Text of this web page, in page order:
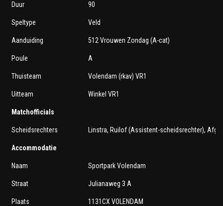
Duur 90
Speltype Veld
Aanduiding 512 Vrouwen Zondag (A-cat)
Poule A
Thuisteam Volendam (rkav) VR1
Uitteam Winkel VR1
Matchofficials
Scheidsrechters Linstra, Ruilof (Assistent-scheidsrechter),
Accommodatie
Naam Sportpark Volendam
Straat Julianaweg 3 A
Plaats 1131CX VOLENDAM